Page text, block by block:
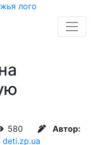
580
Автор:
deti.zp.ua